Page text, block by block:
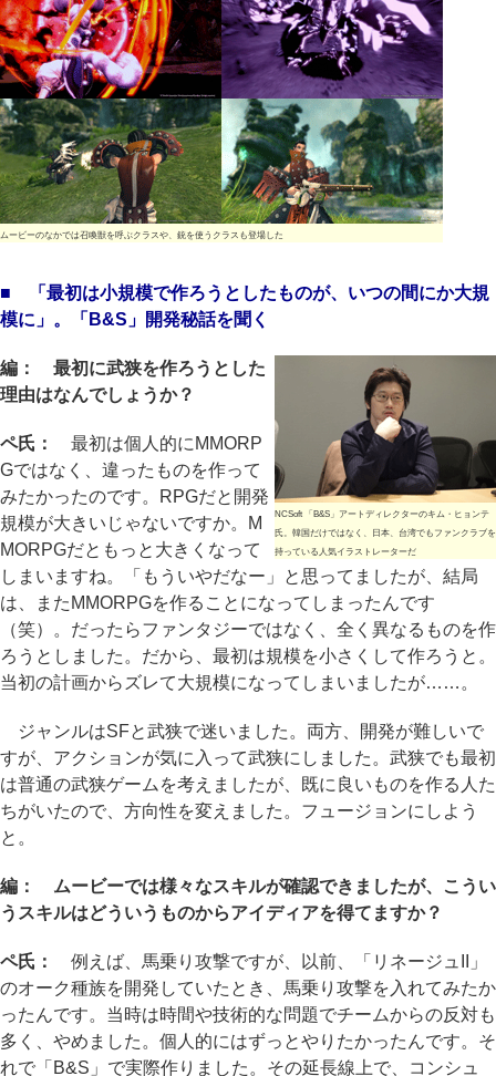
ムービーのなかでは召喚獣を呼ぶクラスや、銃を使うクラスも登場した
■ 「最初は小規模で作ろうとしたものが、いつの間にか大規
模に」。「B&S」開発秘話を聞く
NCSoft 「B&S」アートディレクターのキム・ヒョンテ
氏。韓国だけではなく、日本、台湾でもファンクラブを
持っている人気イラストレーターだ
編： 最初に武狭を作ろうとした
理由はなんでしょうか？
ペ氏：
最初は個人的にMMORP
Gではなく、違ったものを作って
みたかったのです。RPGだと開発
規模が大きいじゃないですか。M
MORPGだともっと大きくなって
しまいますね。「もういやだなー」と思ってましたが、結局
は、またMMORPGを作ることになってしまったんです
（笑）。だったらファンタジーではなく、全く異なるものを作
ろうとしました。だから、最初は規模を小さくして作ろうと。
当初の計画からズレて大規模になってしまいましたが……。
ジャンルはSFと武狭で迷いました。両方、開発が難しいで
すが、アクションが気に入って武狭にしました。武狭でも最初
は普通の武狭ゲームを考えましたが、既に良いものを作る人た
ちがいたので、方向性を変えました。フュージョンにしよう
と。
編： ムービーでは様々なスキルが確認できましたが、こうい
うスキルはどういうものからアイディアを得てますか？
ペ氏：
例えば、馬乗り攻撃ですが、以前、「リネージュII」
のオーク種族を開発していたとき、馬乗り攻撃を入れてみたか
ったんです。当時は時間や技術的な問題でチームからの反対も
多く、やめました。個人的にはずっとやりたかったんです。そ
れで「B&S」で実際作りました。その延長線上で、コンシュ